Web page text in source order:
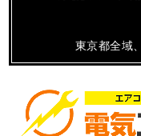
東京都全域